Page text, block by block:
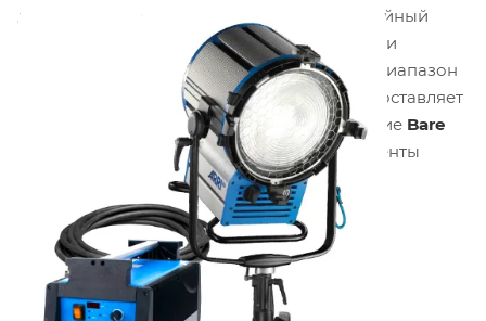
диапазоне от
. Активный линейный
фильтр повышает коэффициент мощности и
минимизирует гармоники в электросети. Диапазон
рабочих температур окружающей среды составляет
. Балласт имеет исполнение Bare
для подключения к сети. Все компоненты
балласта имеют защиту от перегрева и
перенапряжения.